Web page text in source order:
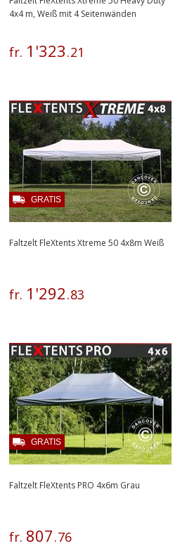
4x4 m, Weiß mit 4 Seitenwänden
fr. 1 '323.21
Faltzelt FleXtents Xtreme 50 4x8m Weiß
fr. 1 '292.83
GRATIS
Faltzelt FleXtents PRO 4x6m Grau
fr. 807.76
GRATIS